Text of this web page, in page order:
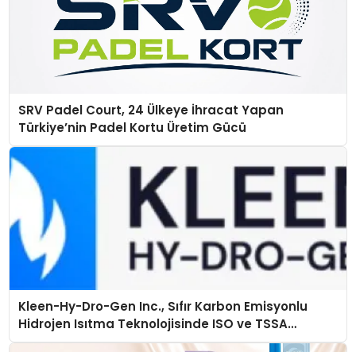
SRV Padel Court, 24 Ülkeye İhracat Yapan
Türkiye’nin Padel Kortu Üretim Gücü
Kleen-Hy-Dro-Gen Inc., Sıfır Karbon Emisyonlu
Hidrojen Isıtma Teknolojisinde ISO ve TSSA
Düzenleyici Onaylarını Aldı